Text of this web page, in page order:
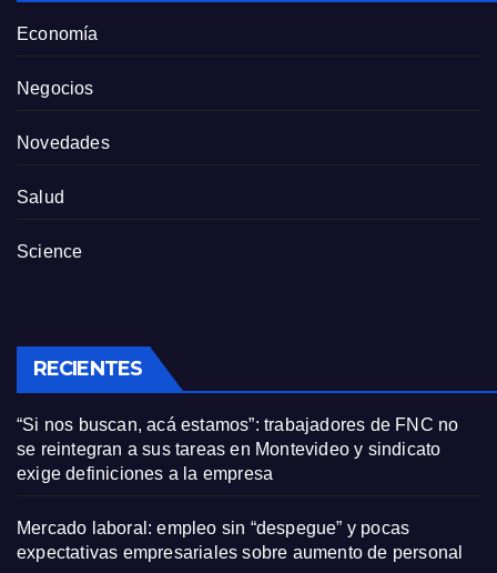
Economía
Negocios
Novedades
Salud
Science
RECIENTES
“Si nos buscan, acá estamos”: trabajadores de FNC no
se reintegran a sus tareas en Montevideo y sindicato
exige definiciones a la empresa
Mercado laboral: empleo sin “despegue” y pocas
expectativas empresariales sobre aumento de personal